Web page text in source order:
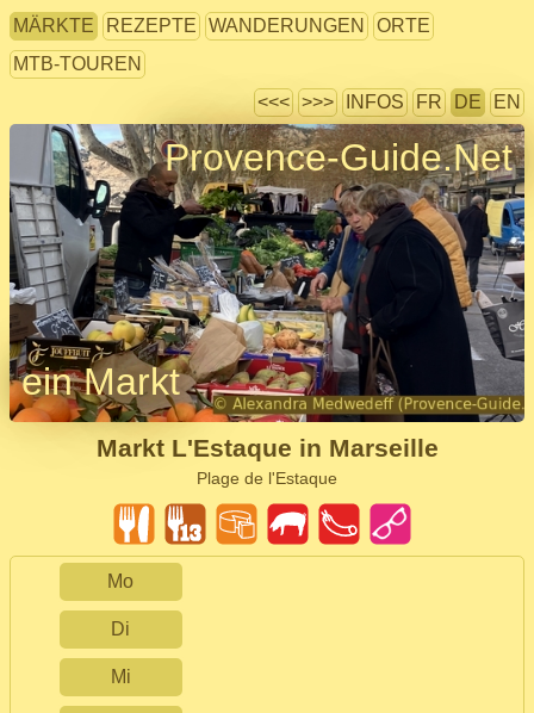
MÄRKTE REZEPTE WANDERUNGEN
ORTE
MTB-TOUREN
<<< >>> INFOS FR DE EN
Provence-Guide.Net
ein Markt
Markt L'Estaque in Marseille
Plage de l'Estaque
Mo
Di
Mi